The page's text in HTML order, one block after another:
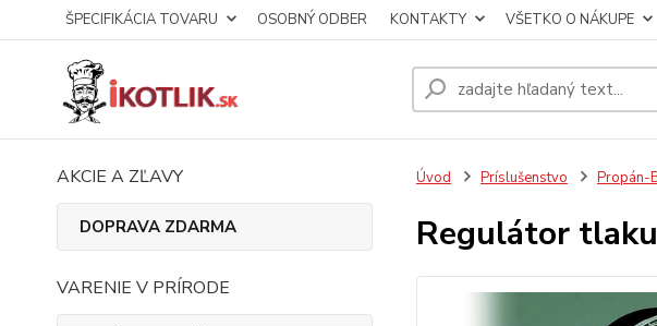
ŠPECIFIKÁCIA TOVARU OSOBNÝ ODBER KONTAKTY VŠETKO O NÁKUPE
AKCIE A ZĽAVY
DOPRAVA ZDARMA
VARENIE V PRÍRODE
Úvod Príslušenstvo Propán-
Regulátor